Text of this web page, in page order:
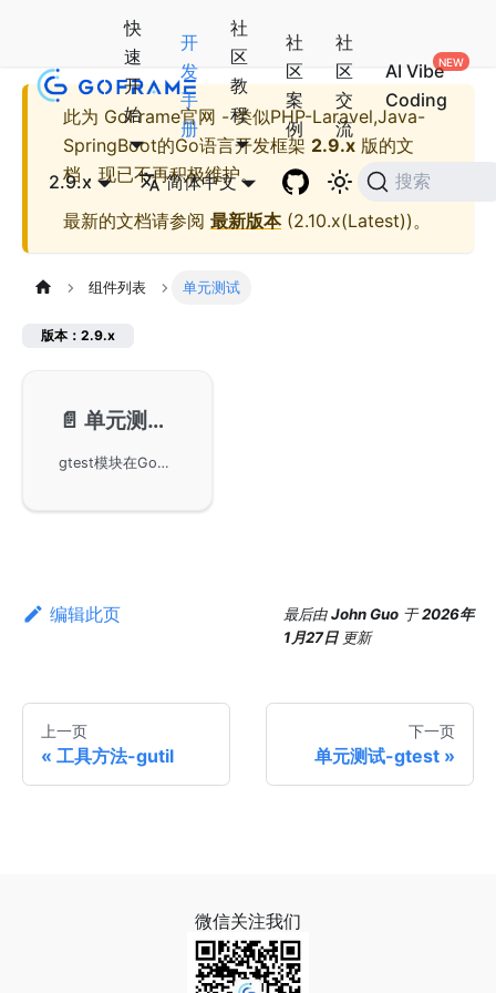
快
速
开
始
开
发
手
册
社
区
教
程
社
区
案
例
社
区
交
流
AI Vibe
Coding
2.9.x 简体中文 搜索
此为 GoFrame官网 - 类似PHP-Laravel,Java-
SpringBoot的Go语言开发框架 2.9.x 版的文
档，现已不再积极维护。
最新的文档请参阅 最新版本(2.10.x(Latest))。
组件列表 单元测试
版本：2.9.x
📄️ 单元测试-gtest
gtest模块在GoFrame框架下的使用，提供简便和轻量级的单元测试方法。gtest基于标准库testing进行功能扩展，增加了多个测试特性，如测试用例隔离和常用断言方法。适用于大部分的单元测试场景，并在需要更复杂测试时，可结合第三方测试框架如testify和goconvey使用。
编辑此页 最后由John Guo 于2026年
1月27日 更新
上一页
工具方法-gutil
下一页
单元测试-gtest
微信关注我们